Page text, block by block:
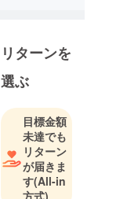
環境を創造
していきま
す。
リターンを
選ぶ
目標金額
未達でも
リターン
が届きま
す(All-in
方式)